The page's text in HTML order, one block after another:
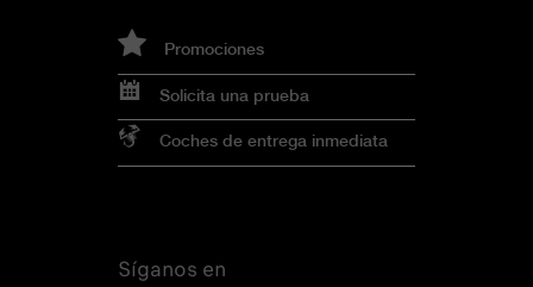
Promociones
Solicita una prueba
Coches de entrega inmediata
Síganos en